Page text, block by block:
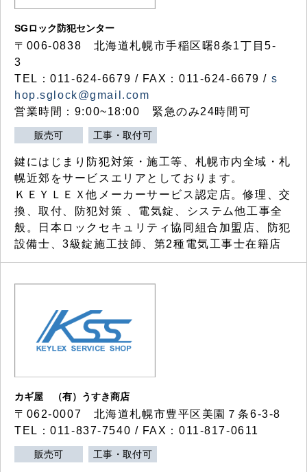
SGロック防犯センター
〒006-0838 北海道札幌市手稲区曙8条1丁目5-
3
TEL：011-624-6679 / FAX：011-624-6679 / s
hop.sglock@gmail.com
営業時間：9:00~18:00 緊急のみ24時間可
販売可 工事・取付可
鍵にはじまり防犯対策・施工等、札幌市内全域・札
幌近郊をサービスエリアとしております。
ＫＥＹＬＥＸ他メーカーサービス認定店。修理、交
換、取付、防犯対策 、電気錠、システム他工事全
般。日本ロックセキュリティ協同組合加盟店、防犯
設備士、3級錠施工技師、第2種電気工事士在籍店
カギ屋 （有）うすき商店
〒062-0007 北海道札幌市豊平区美園７条6-3-8
TEL：011-837-7540 / FAX：011-817-0611
販売可 工事・取付可